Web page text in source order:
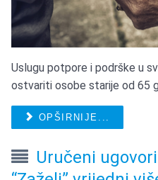
Uslugu potpore i podrške u
ostvariti osobe starije od 65
OPŠIRNIJE...
Uručeni